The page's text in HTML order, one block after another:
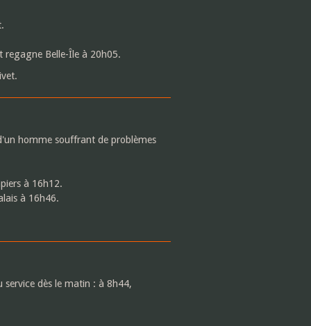
regagne Belle-Île à 20h05.
homme souffrant de problèmes
à 16h12.
à 16h46.
dès le matin : à 8h44,